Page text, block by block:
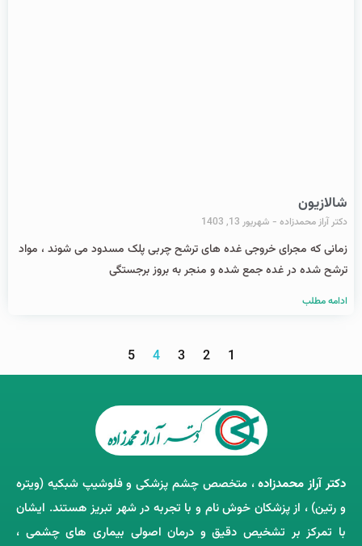
شالازیون
دکتر آراز محمدزاده شهریور 13, 1403
زمانی که مجرای خروجی غده های ترشح چربی پلک مسدود می شوند ، مواد
ترشح شده در غده جمع شده و منجر به بروز برجستگی
ادامه مطلب
1
2
3
4
5
دکتر آراز محمدزاده، متخصص چشم‌ پزشکی و فلوشیپ شبکیه (ویتره
و رتین) ، از پزشکان خوش ‌نام و با تجربه در شهر تبریز هستند. ایشان
با تمرکز بر تشخیص دقیق و درمان اصولی بیماری ‌های چشمی ،